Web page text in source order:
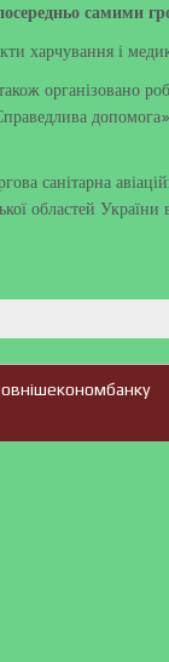
самими
харчування і
організовано
санітарна
областей